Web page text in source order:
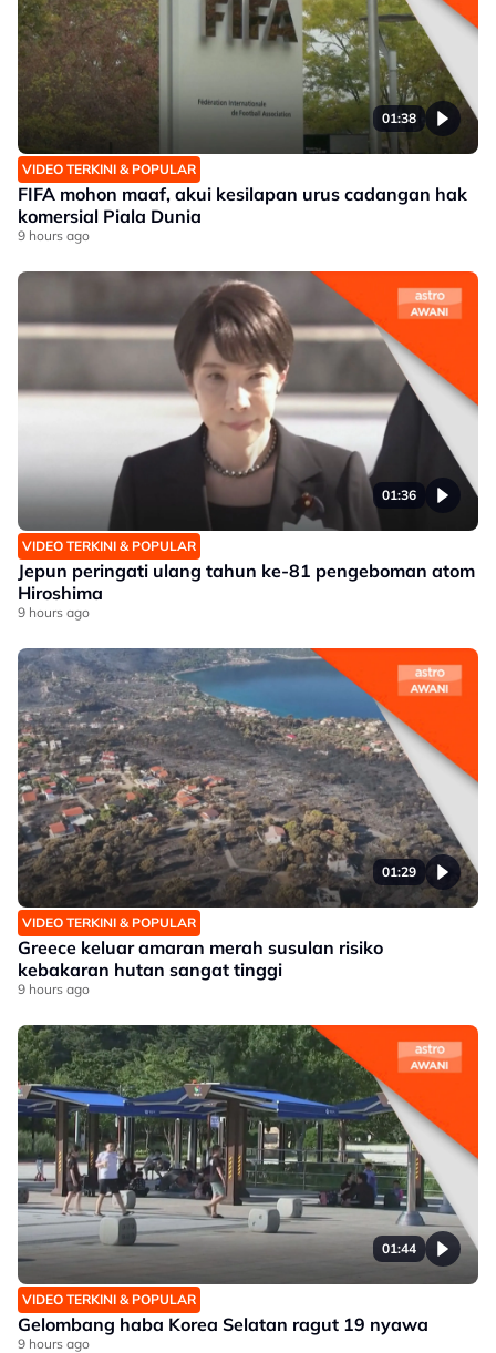
01:38
VIDEO TERKINI & POPULAR
FIFA mohon maaf, akui kesilapan urus cadangan hak
komersial Piala Dunia
9 hours ago
01:36
VIDEO TERKINI & POPULAR
Jepun peringati ulang tahun ke-81 pengeboman atom
Hiroshima
9 hours ago
01:29
VIDEO TERKINI & POPULAR
Greece keluar amaran merah susulan risiko
kebakaran hutan sangat tinggi
9 hours ago
01:44
VIDEO TERKINI & POPULAR
Gelombang haba Korea Selatan ragut 19 nyawa
9 hours ago